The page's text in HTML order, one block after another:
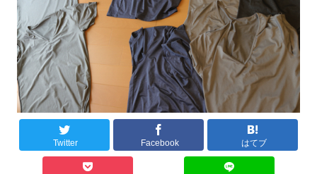
Twitter Facebook はてブ